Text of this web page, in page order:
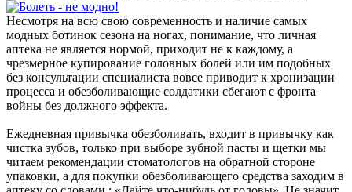
Несмотря на всю свою современность и наличие самых
модных ботинок сезона на ногах, понимание, что личная
аптека не является нормой, приходит не к каждому, а
чрезмерное купирование головных болей или им подобных
без консультации специалиста вовсе приводит к хронизации
процесса и обезболивающие солдатики сбегают с фронта
войны без должного эффекта.
Ежедневная привычка обезболивать, входит в привычку как
чистка зубов, только при выборе зубной пасты и щетки мы
читаем рекомендации стоматологов на обратной стороне
упаковки, а для покупки обезболивающего средства заходим в